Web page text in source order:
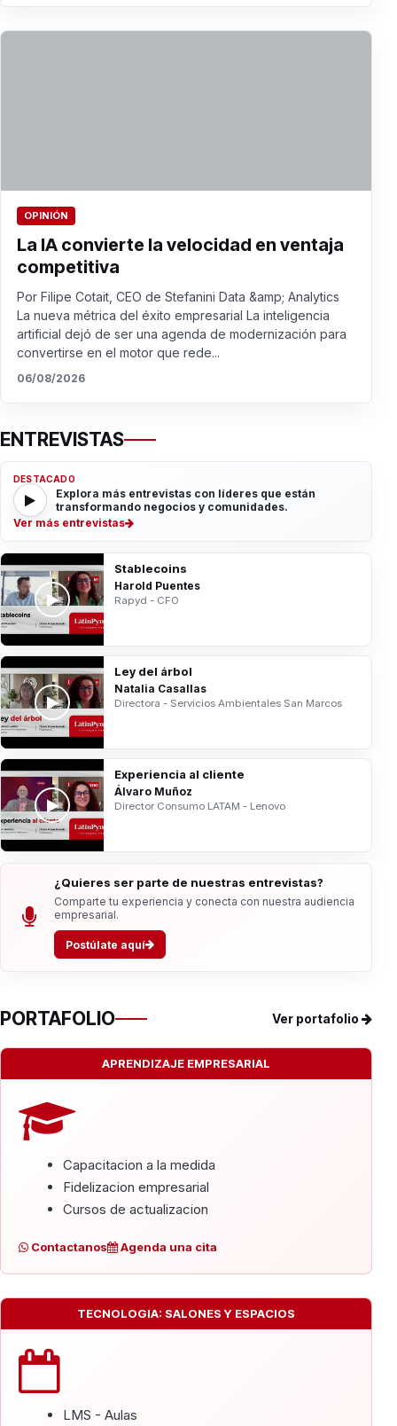
OPINIÓN
La IA convierte la velocidad en ventaja
competitiva
Por Filipe Cotait, CEO de Stefanini Data &amp; Analytics
La nueva métrica del éxito empresarial La inteligencia
artificial dejó de ser una agenda de modernización para
convertirse en el motor que rede...
06/08/2026
ENTREVISTAS
DESTACADO
Explora más entrevistas con líderes que están
transformando negocios y comunidades.
Ver más entrevistas
Stablecoins
Harold Puentes
Rapyd - CFO
Ley del árbol
Natalia Casallas
Directora - Servicios Ambientales San Marcos
Experiencia al cliente
Álvaro Muñoz
Director Consumo LATAM - Lenovo
¿Quieres ser parte de nuestras entrevistas?
Comparte tu experiencia y conecta con nuestra audiencia
empresarial.
Postúlate aquí
PORTAFOLIO Ver portafolio
APRENDIZAJE EMPRESARIAL
Capacitacion a la medida
Fidelizacion empresarial
Cursos de actualizacion
Contactanos Agenda una cita
TECNOLOGIA: SALONES Y ESPACIOS
LMS - Aulas